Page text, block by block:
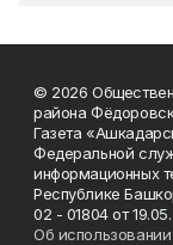
© 2026
района
Газета
Федеральной
информационных
Республике
02 - 01804 от
Об